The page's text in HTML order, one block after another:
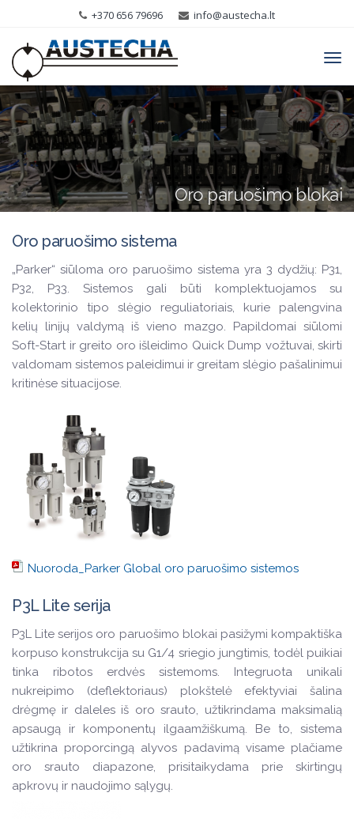
+370 656 79696 info@austecha.lt
Oro paruošimo blokai
Oro paruošimo sistema
„Parker“ siūloma oro paruošimo sistema yra 3 dydžių: P31,
P32, P33. Sistemos gali būti komplektuojamos su
kolektorinio tipo slėgio reguliatoriais, kurie palengvina
kelių linijų valdymą iš vieno mazgo. Papildomai siūlomi
Soft-Start ir greito oro išleidimo Quick Dump vožtuvai, skirti
valdomam sistemos paleidimui ir greitam slėgio pašalinimui
kritinėse situacijose.
Nuoroda_Parker Global oro paruošimo sistemos
P3L Lite serija
P3L Lite serijos oro paruošimo blokai pasižymi kompaktiška
korpuso konstrukcija su G1/4 sriegio jungtimis, todėl puikiai
tinka ribotos erdvės sistemoms. Integruota unikali
nukreipimo (deflektoriaus) plokštelė efektyviai šalina
drėgmę ir daleles iš oro srauto, užtikrindama maksimalią
apsaugą ir komponentų ilgaamžiškumą. Be to, sistema
užtikrina proporcingą alyvos padavimą visame plačiame
oro srauto diapazone, prisitaikydama prie skirtingų
apkrovų ir naudojimo sąlygų.